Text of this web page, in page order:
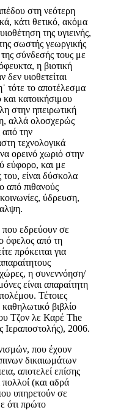
στη νεότερη
κάτι θετικό, ακόμα
της υγιεινής,
σωστής γεωργικής
σύνδεσής τους με
η βιοτική
δεν υιοθετείται
˙ τότε το αποτέλεσμα
κατοικήσιμου
στην ηπειρωτική
αλλά ολοσχερώς
από την
τεχνολογικά
ορεινό χωριό στην
εύφορο, και με
του, είναι δύσκολα
από πιθανούς
ύδρευση,
που εδρεύουν σε
από τη
πρόκειται για
η συνεννόηση/
είναι απαραίτητη
Τέτοιες
καθηλωτικό βιβλίο
Τζον λε Καρέ The
Ιεραποστολής), 2006.
που έχουν
δικαιωμάτων
αποτελεί επίσης
πολλοί (και αδρά
υπηρετούν σε
ότι πρώτο